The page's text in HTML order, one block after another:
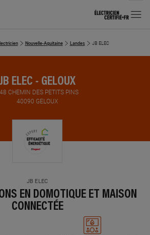
MENU
Nouvelle-Aquitaine Landes JB ELEC
JB ELEC - GELOUX
CHEMIN DES PETITS PINS
40090 GELOUX
JB ELEC
EN DOMOTIQUE ET MAISON
CONNECTÉE